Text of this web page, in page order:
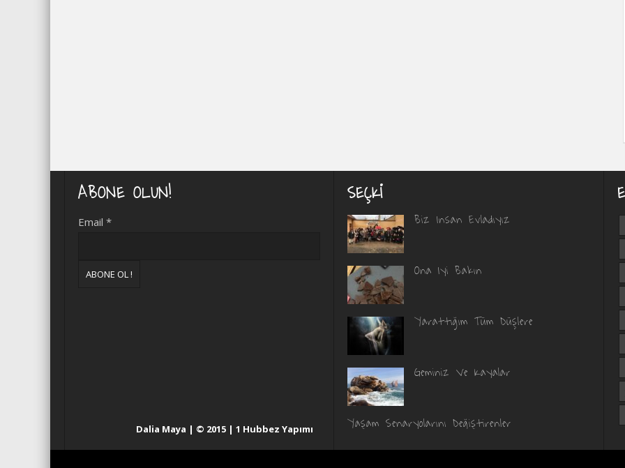
ABONE OLUN!
Email *
SEÇKI
Biz Insan Evladıyız
Ona Iyi Bakın
Yarattığım Tüm Düşlere
Geminiz Ve Kayalar
Yaşam Senaryolarını Değiştirenler
Dalia Maya | © 2015 | 1 Hubbez Yapımı